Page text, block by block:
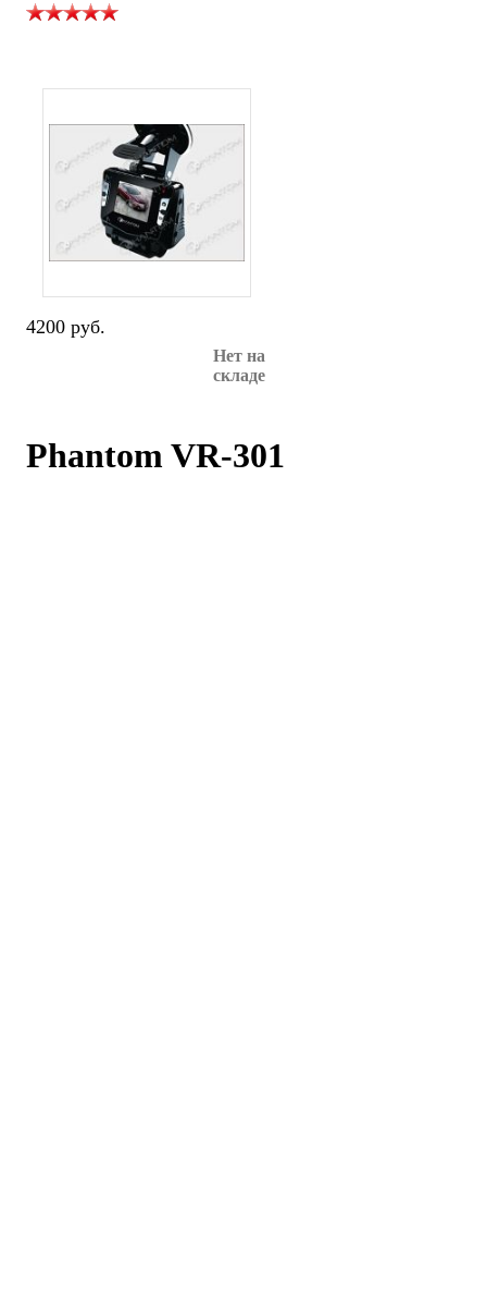
4200 руб.
Нет на
складе
Phantom VR-301